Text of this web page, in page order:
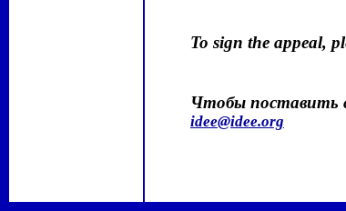
To sign the appeal,
Чтобы поставить
idee@idee.org